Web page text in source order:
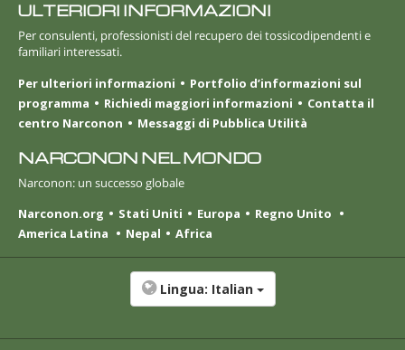
ULTERIORI INFORMAZIONI
Per consulenti, professionisti del recupero dei tossicodipendenti e
familiari interessati.
Per ulteriori informazioni
Portfolio d’informazioni sul
programma
Richiedi maggiori informazioni
Contatta il
centro Narconon
Messaggi di Pubblica Utilità
NARCONON NEL MONDO
Narconon: un successo globale
Narconon.org
Stati Uniti Europa
Regno Unito
America Latina
Nepal Africa
Lingua: Italian